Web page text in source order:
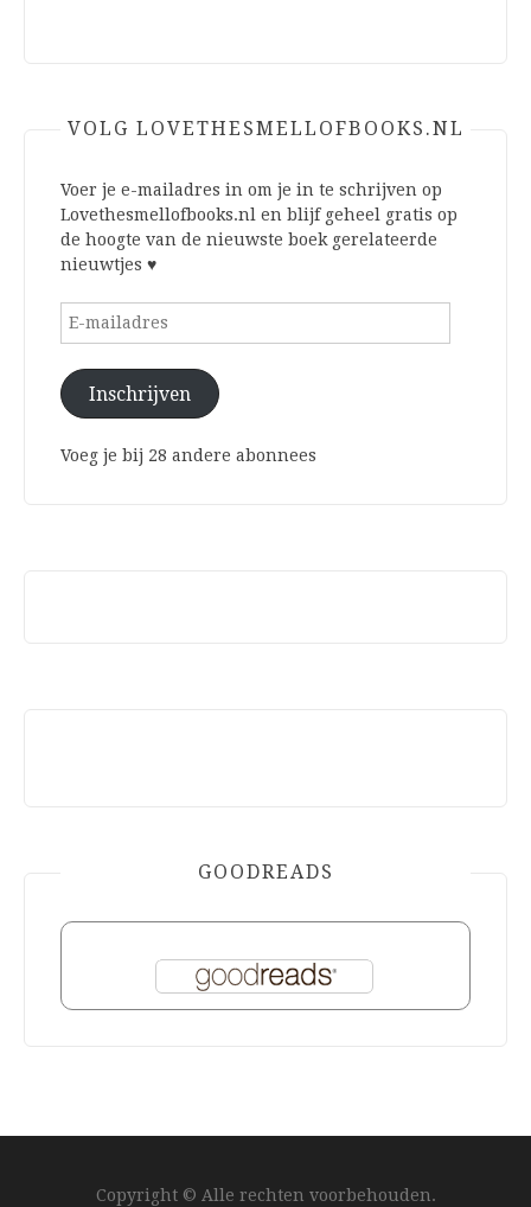
VOLG LOVETHESMELLOFBOOKS.NL
Voer je e-mailadres in om je in te schrijven op
Lovethesmellofbooks.nl en blijf geheel gratis op
de hoogte van de nieuwste boek gerelateerde
nieuwtjes ♥
E-
Inschrijven
Voeg je bij 28 andere abonnees
GOODREADS
Copyright © Alle rechten voorbehouden.